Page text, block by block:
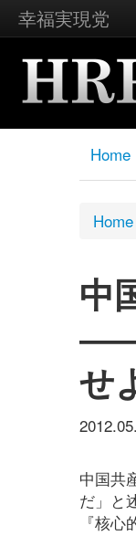
幸福実現党
Home
Home
中
――
せ
中国共
だ」と
『核